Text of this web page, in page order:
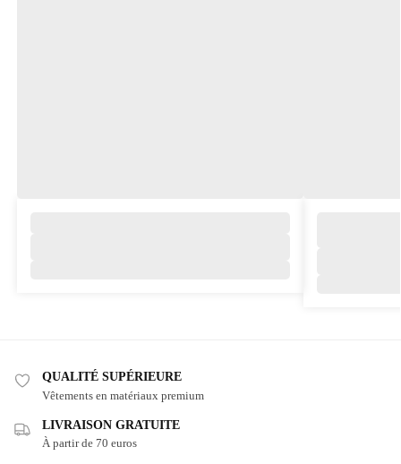
QUALITÉ SUPÉRIEURE
Vêtements en matériaux premium
LIVRAISON GRATUITE
À partir de 70 euros